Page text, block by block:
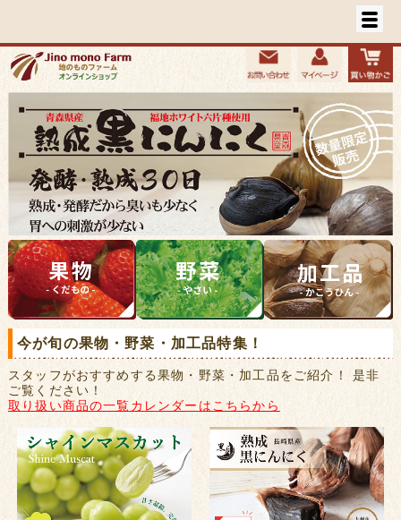
今が旬の果物・野菜・加工品特集！
スタッフがおすすめする果物・野菜・加工品をご紹介！ 是非
ご覧ください！
取り扱い商品の一覧カレンダーはこちらから